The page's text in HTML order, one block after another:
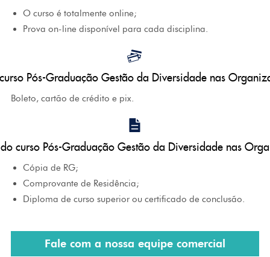
O curso é totalmente online;
Prova on-line disponível para cada disciplina.
Pós-Graduação Gestão da Diversidade nas
Boleto, cartão de crédito e pix.
do curso Pós-Graduação Gestão da Diversidade nas
Cópia de RG;
Comprovante de Residência;
Diploma de curso superior ou certificado de conclusão.
Fale com a nossa equipe comercial